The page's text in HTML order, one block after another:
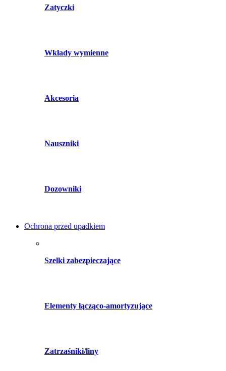
Zatyczki
Wkłady wymienne
Akcesoria
Nauszniki
Dozowniki
Ochrona przed upadkiem
Szelki zabezpieczające
Elementy łącząco-amortyzujące
Zatrzaśniki/liny